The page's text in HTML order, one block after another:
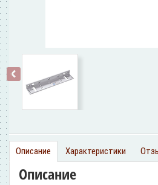
‹
Описание Характеристики
Описание